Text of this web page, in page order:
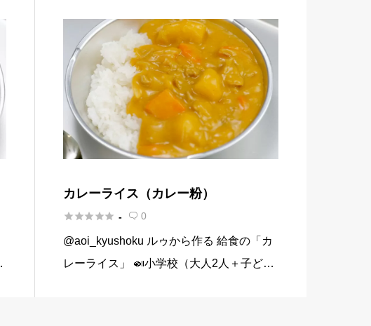
カレーライス（カレー粉）
 -  0
@aoi_kyushoku ルゥから作る 給食の「カ
レーライス」 🍛小学校（大人2人＋子ども